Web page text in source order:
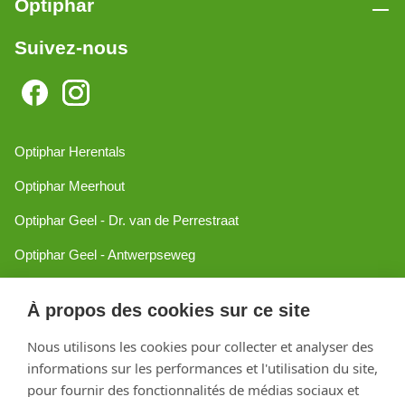
À propos des cookies sur ce site
Nous utilisons les cookies pour collecter et analyser des
informations sur les performances et l'utilisation du site,
pour fournir des fonctionnalités de médias sociaux et
Optiphar
Suivez-nous
Optiphar Herentals
Optiphar Meerhout
Optiphar Geel - Dr. van de Perrestraat
Optiphar Geel - Antwerpseweg
Optiphar Mol
Créé avec Shopware